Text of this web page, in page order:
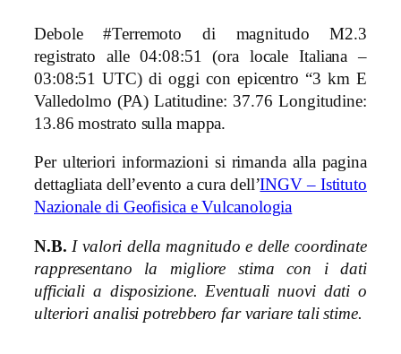
Debole #Terremoto di magnitudo M2.3
registrato alle 04:08:51 (ora locale Italiana –
03:08:51 UTC) di oggi con epicentro “3 km E
Valledolmo (PA) Latitudine: 37.76 Longitudine:
13.86 mostrato sulla mappa.
Per ulteriori informazioni si rimanda alla pagina
dettagliata dell’evento a cura dell’INGV – Istituto
Nazionale di Geofisica e Vulcanologia
N.B. I valori della magnitudo e delle coordinate
rappresentano la migliore stima con i dati
ufficiali a disposizione. Eventuali nuovi dati o
ulteriori analisi potrebbero far variare tali stime.